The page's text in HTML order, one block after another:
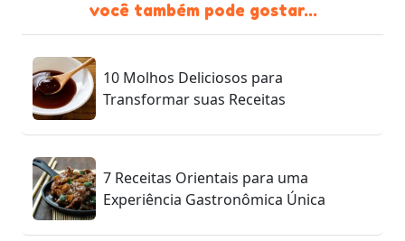
você também pode gostar...
10 Molhos Deliciosos para
Transformar suas Receitas
7 Receitas Orientais para uma
Experiência Gastronômica Única